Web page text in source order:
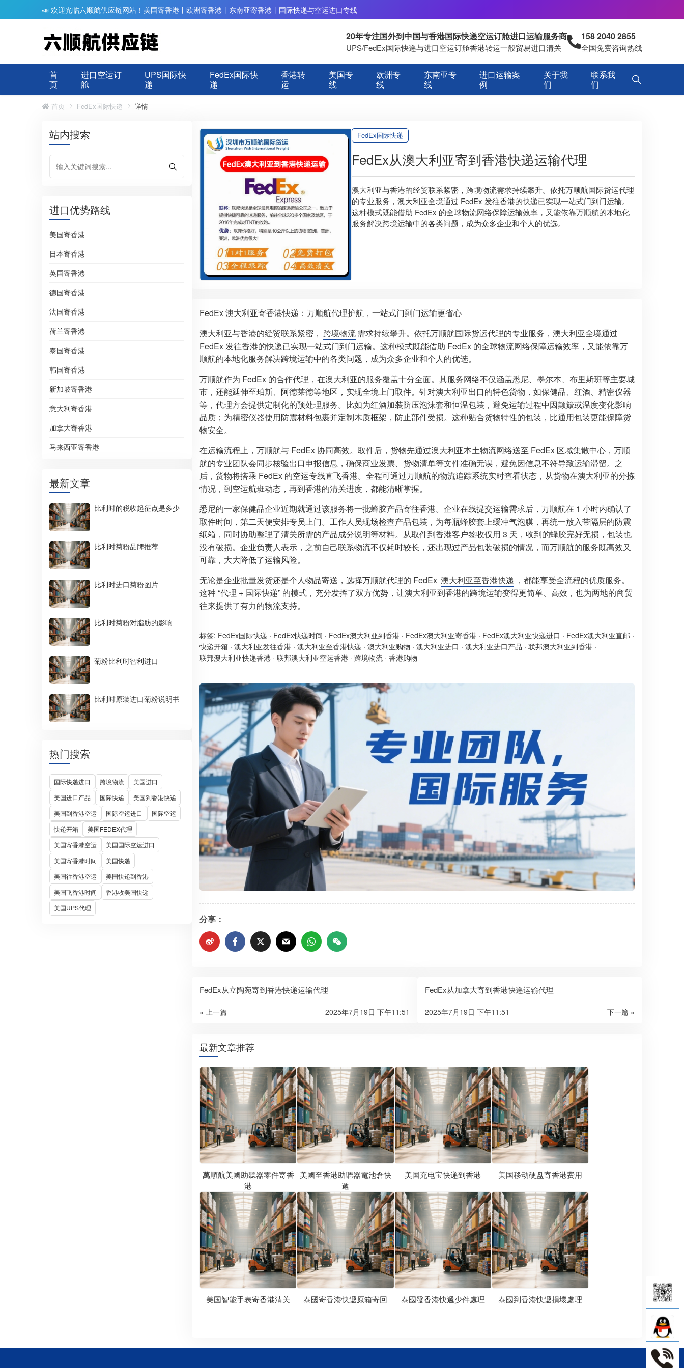
📣 欢迎光临六顺航供应链网站！美国寄香港丨欧洲寄香港丨东南亚寄香港丨国际快递与空运进口专线
20年专注国外到中国与香港国际快递空运订舱进口运输服务商
UPS/FedEx国际快递与进口空运订舱香港转运一般贸易进口清关
158 2040 2855
全国免费咨询热线
首
页
进口空运订
舱
UPS国际快
递
FedEx国际快
递
香港转
运
美国专
线
欧洲专
线
东南亚专
线
进口运输案
例
关于我
们
联系我
们
首页 FedEx国际快递 详情
站内搜索
进口优势路线
美国寄香港
日本寄香港
英国寄香港
德国寄香港
法国寄香港
荷兰寄香港
泰国寄香港
韩国寄香港
新加坡寄香港
意大利寄香港
加拿大寄香港
马来西亚寄香港
最新文章
比利时的税收起征点是多少
比利时菊粉品牌推荐
比利时进口菊粉图片
比利时菊粉对脂肪的影响
菊粉比利时智利进口
比利时原装进口菊粉说明书
热门搜索
国际快递进口 跨境物流
美国进口
美国进口产品
国际快递
美国到香港快递
美国到香港空运
国际空运进口
国际空运
快递开箱
美国FEDEX代理
美国寄香港空运
美国国际空运进口
美国寄香港时间
美国快递
美国往香港空运
美国快递到香港
美国飞香港时间
香港收美国快递
美国UPS代理
FedEx国际快递
FedEx从澳大利亚寄到香港快递运输代理
澳大利亚与香港的经贸联系紧密，跨境物流需求持续攀升。依托万顺航国际货运代理
的专业服务，澳大利亚全境通过 FedEx 发往香港的快递已实现一站式门到门运输。
这种模式既能借助 FedEx 的全球物流网络保障运输效率，又能依靠万顺航的本地化
服务解决跨境运输中的各类问题，成为众多企业和个人的优选。
FedEx 澳大利亚寄香港快递：万顺航代理护航，一站式门到门运输更省心
澳大利亚与香港的经贸联系紧密， 跨境物流需求持续攀升。依托万顺航国际货运代理的专业服务，澳大利亚全境通过
FedEx 发往香港的快递已实现一站式门到门运输。这种模式既能借助 FedEx 的全球物流网络保障运输效率，又能依靠万
顺航的本地化服务解决跨境运输中的各类问题，成为众多企业和个人的优选。
万顺航作为 FedEx 的合作代理，在澳大利亚的服务覆盖十分全面。其服务网络不仅涵盖悉尼、墨尔本、布里斯班等主要城
市，还能延伸至珀斯、阿德莱德等地区，实现全境上门取件。针对澳大利亚出口的特色货物，如保健品、红酒、精密仪器
等，代理方会提供定制化的预处理服务。比如为红酒加装防压泡沫套和恒温包装，避免运输过程中因颠簸或温度变化影响
品质；为精密仪器使用防震材料包裹并定制木质框架，防止部件受损。这种贴合货物特性的包装，比通用包装更能保障货
物安全。
在运输流程上，万顺航与 FedEx 协同高效。取件后，货物先通过澳大利亚本土物流网络送至 FedEx 区域集散中心，万顺
航的专业团队会同步核验出口申报信息，确保商业发票、货物清单等文件准确无误，避免因信息不符导致运输滞留。之
后，货物将搭乘 FedEx 的空运专线直飞香港。全程可通过万顺航的物流追踪系统实时查看状态，从货物在澳大利亚的分拣
情况，到空运航班动态，再到香港的清关进度，都能清晰掌握。
悉尼的一家保健品企业近期就通过该服务将一批蜂胶产品寄往香港。企业在线提交运输需求后，万顺航在 1 小时内确认了
取件时间，第二天便安排专员上门。工作人员现场检查产品包装，为每瓶蜂胶套上缓冲气泡膜，再统一放入带隔层的防震
纸箱，同时协助整理了清关所需的产品成分说明等材料。从取件到香港客户签收仅用 3 天，收到的蜂胶完好无损，包装也
没有破损。企业负责人表示，之前自己联系物流不仅耗时较长，还出现过产品包装破损的情况，而万顺航的服务既高效又
可靠，大大降低了运输风险。
无论是企业批量发货还是个人物品寄送，选择万顺航代理的 FedEx 澳大利亚至香港快递 ，都能享受全流程的优质服务。
这种 “代理 + 国际快递” 的模式，充分发挥了双方优势，让澳大利亚到香港的跨境运输变得更简单、高效，也为两地的商贸
往来提供了有力的物流支持。
标签: FedEx国际快递 · FedEx快递时间 · FedEx澳大利亚到香港 · FedEx澳大利亚寄香港 · FedEx澳大利亚快递进口 · FedEx澳大利亚直邮 ·
快递开箱 · 澳大利亚发往香港 · 澳大利亚至香港快递 · 澳大利亚购物 · 澳大利亚进口 · 澳大利亚进口产品 · 联邦澳大利亚到香港 ·
联邦澳大利亚快递香港 · 联邦澳大利亚空运香港 · 跨境物流 · 香港购物
分享：
FedEx从立陶宛寄到香港快递运输代理
« 上一篇 2025年7月19日 下午11:51
FedEx从加拿大寄到香港快递运输代理
下一篇 »
2025年7月19日 下午11:51
最新文章推荐
萬順航美國助聽器零件寄香
港
美國至香港助聽器電池倉快
遞
美国充电宝快递到香港 美国移动硬盘寄香港费用
美国智能手表寄香港清关 泰國寄香港快遞原箱寄回 泰國發香港快遞少件處理 泰國到香港快遞損壞處理